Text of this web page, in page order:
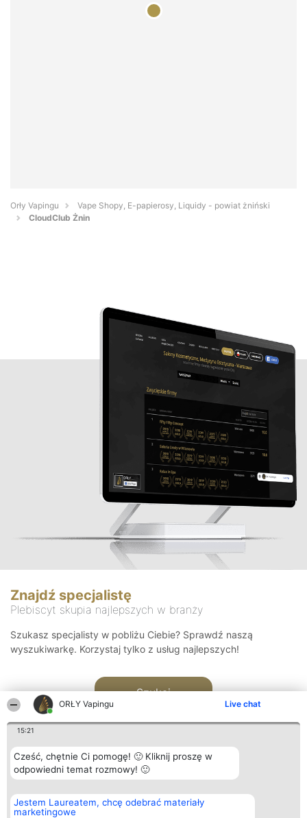
ORŁY Vapingu Live chat
15:21
Cześć, chętnie Ci pomogę! 🙂 Kliknij proszę w
odpowiedni temat rozmowy! 🙂
Jestem Laureatem, chcę odebrać materiały
marketingowe
Orły Vapingu
Vape Shopy, E-papierosy, Liquidy - powiat żniński
CloudClub Żnin
Znajdź specjalistę
Plebiscyt skupia najlepszych w branży
Szukasz specjalisty w pobliżu Ciebie? Sprawdź naszą
wyszukiwarkę. Korzystaj tylko z usług najlepszych!
Szukaj
Organizator plebiscytu
Bright Side Solutions sp. z o.
o. sp. k.
Plebiscyt
Laureaci
Kontakt
Kontakt